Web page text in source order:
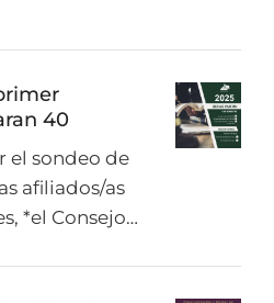
40
el sondeo de
afiliados/as
*el Consejo…